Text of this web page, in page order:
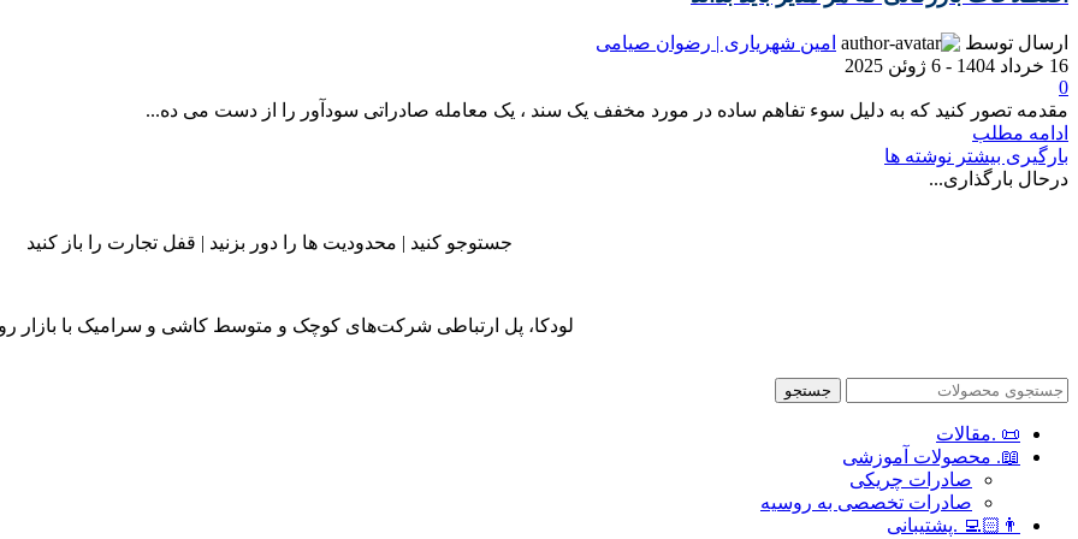
ارسال توسط
امین شهریاری | رضوان صیامی
16 خرداد 1404 - 6 ژوئن 2025
0
مقدمه تصور کنید که به دلیل سوء تفاهم ساده در مورد مخفف یک سند ، یک معامله صادراتی سودآور را از دست می ده...
ادامه مطلب
بارگیری بیشتر نوشته ها
درحال بارگذاری...
جستوجو کنید | محدودیت ها را دور بزنید | قفل تجارت را باز کنید
لودکا، پل ارتباطی شرکت‌های کوچک و متوسط کاشی و سرامیک با بازار
جستجو
📜 .مقالات
📖. محصولات آموزشی
صادرات چریکی
صادرات تخصصی به روسیه
👨🏻‍💻 .پشتیبانی